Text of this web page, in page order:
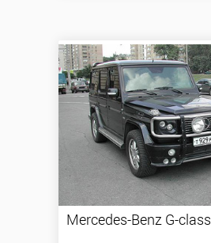
Mercedes-Benz G-class
Mercedes-Benz G-class